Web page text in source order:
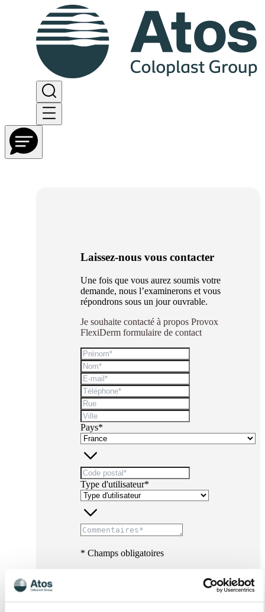
Laissez-nous vous contacter
Une fois que vous aurez soumis votre
demande, nous l’examinerons et vous
répondrons sous un jour ouvrable.
Je souhaite contacté à propos Provox
FlexiDerm formulaire de contact
Pays*
Type d'utilisateur*
* Champs obligatoires